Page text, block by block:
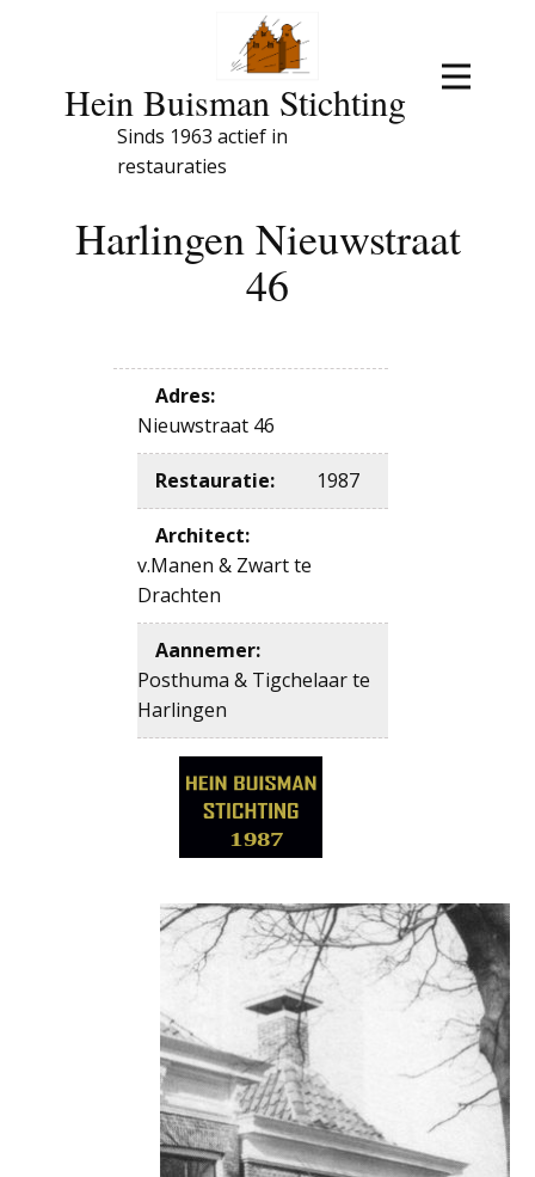
Hein Buisman Stichting
Sinds 1963 actief in
restauraties
Harlingen Nieuwstraat
46
Adres:
Nieuwstraat 46
Restauratie: 1987
Architect:
v.Manen & Zwart te
Drachten
Aannemer:
Posthuma & Tigchelaar te
Harlingen
1987